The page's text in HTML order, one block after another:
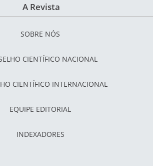
A Revista
SOBRE NÓS
CIENTÍFICO NACIONAL
CIENTÍFICO INTERNACIONAL
EQUIPE EDITORIAL
INDEXADORES